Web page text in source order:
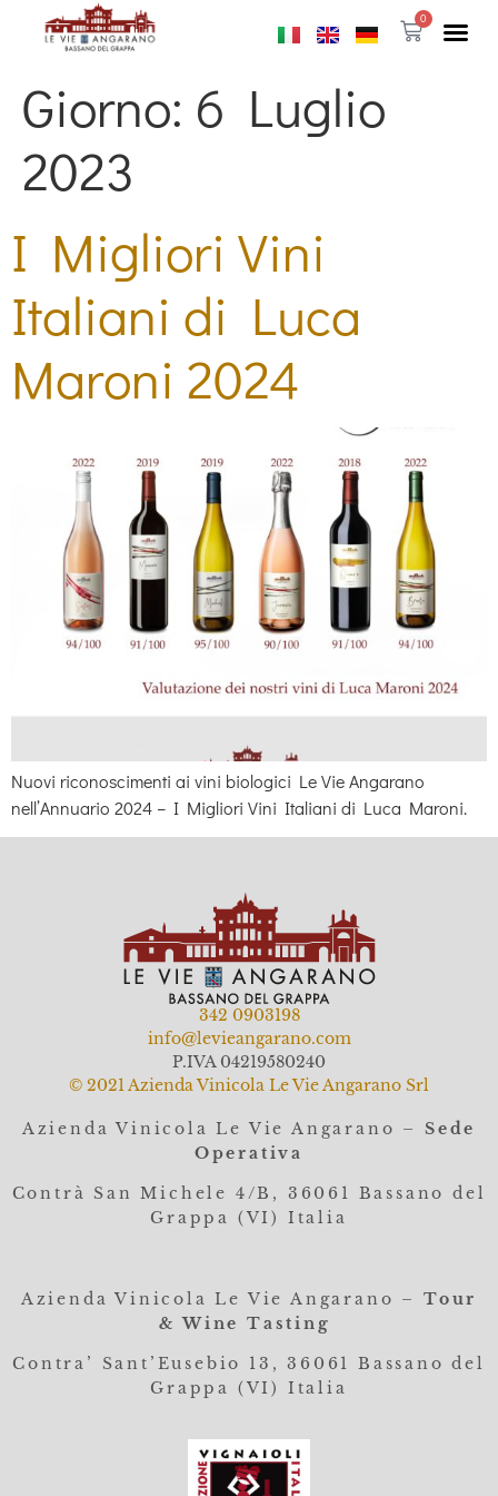
0
Giorno: 6 Luglio
2023
I Migliori Vini
Italiani di Luca
Maroni 2024
Nuovi riconoscimenti ai vini biologici Le Vie Angarano
nell’Annuario 2024 – I Migliori Vini Italiani di Luca Maroni.
342 0903198
info@levieangarano.com
P.IVA 04219580240
© 2021 Azienda Vinicola Le Vie Angarano Srl
Azienda Vinicola Le Vie Angarano – Sede
Operativa
Contrà San Michele 4/B, 36061 Bassano del
Grappa (VI) Italia
Azienda Vinicola Le Vie Angarano –
Tour
& Wine Tasting
Contra’ Sant’Eusebio 13, 36061 Bassano del
Grappa (VI) Italia